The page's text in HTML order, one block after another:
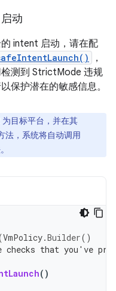
动
intent 启动，请在配
，
测到 StrictMode 违规
保护潜在的敏感信息。
目标平台，并在其
法，系统将自动调用
VmPolicy.Builder()
checks that you've
()